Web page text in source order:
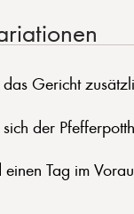
Gericht
der
Tag im